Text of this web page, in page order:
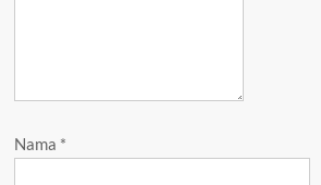
Nama *